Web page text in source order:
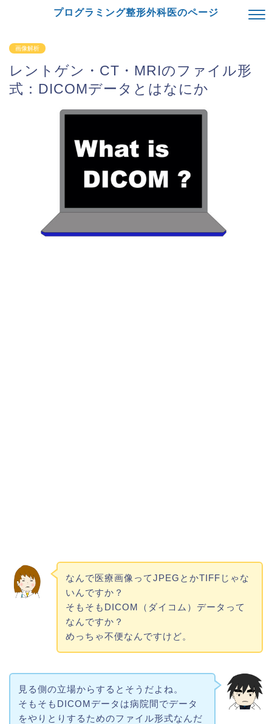
プログラミング整形外科医のページ
画像解析
レントゲン・CT・MRIのファイル形
式：DICOMデータとはなにか
なんで医療画像ってJPEGとかTIFFじゃな
いんですか？
そもそもDICOM（ダイコム）データって
なんですか？
めっちゃ不便なんですけど。
見る側の立場からするとそうだよね。
そもそもDICOMデータは病院間でデータ
をやりとりするためのファイル形式なんだ